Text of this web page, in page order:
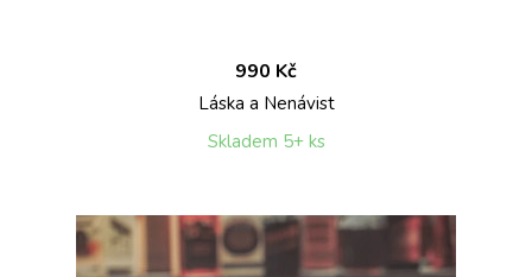
990 Kč
Láska a Nenávist
Skladem 5+ ks